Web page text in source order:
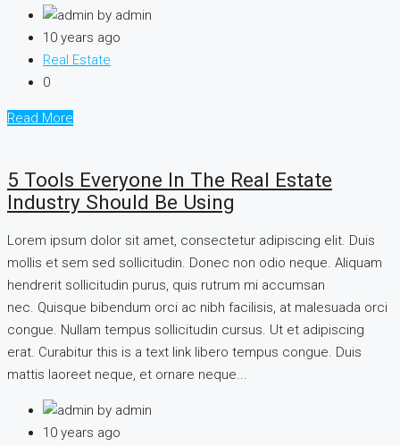
by admin
10 years ago
Real Estate
0
Read More
5 Tools Everyone In The Real Estate
Industry Should Be Using
Lorem ipsum dolor sit amet, consectetur adipiscing elit. Duis
mollis et sem sed sollicitudin. Donec non odio neque. Aliquam
hendrerit sollicitudin purus, quis rutrum mi accumsan
nec. Quisque bibendum orci ac nibh facilisis, at malesuada orci
congue. Nullam tempus sollicitudin cursus. Ut et adipiscing
erat. Curabitur this is a text link libero tempus congue. Duis
mattis laoreet neque, et ornare neque...
by admin
10 years ago